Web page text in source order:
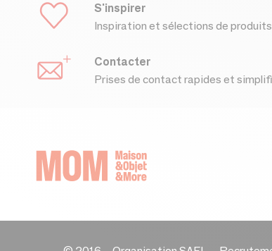
S'inspirer
Inspiration et sélections de
Contacter
Prises de contact rapides et